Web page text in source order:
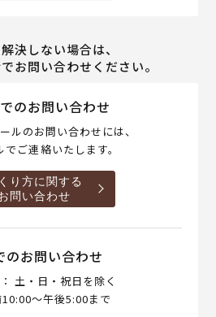
決しない場合は、
お問い合わせください。
のお問い合わせ
ルのお問い合わせには、
ご連絡いたします。
り方に関する
問い合わせ
のお問い合わせ
土・日・祝日を除く
～午後5:00まで